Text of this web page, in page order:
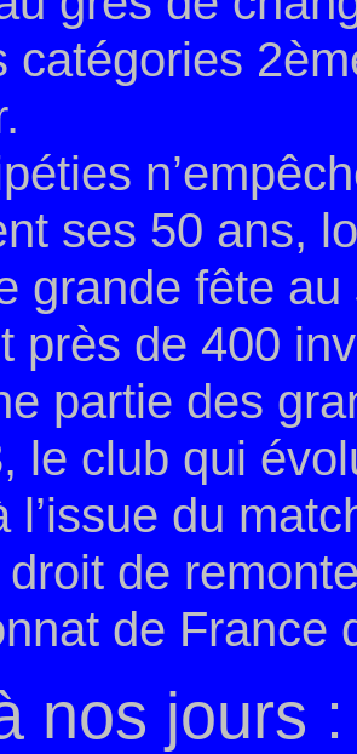
catégories
ses 50 ans,
grande fête
près de 400
partie des
le club qui
l’issue du
de
de France
nos jours